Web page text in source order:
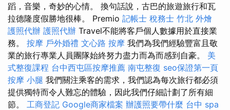
蹈，音樂，奇妙的心情。 換句話說，古巴的旅遊旅行和瓦
拉德隆度假勝地很棒。 Premio 記帳士 稅務士 竹北 外燴
護照代辦 護照代辦 Travel不能將客戶個人數據用於直接業
務。 按摩 戶外婚禮 文心路 按摩 我們為我們經驗豐富且敬
業的旅行專業人員團隊始終努力盡力而為而感到自豪。 美
式整復課程 台中西屯區按摩推薦 南屯整復 seo保證第一頁
按摩 小腿 我們關注乘客的需求，我們認為每次旅行都必須
提供獨特而令人難忘的體驗，因此我們仔細計劃了所有細
節。 工商登記 Google商家檔案 辦護照要帶什麼 台中 spa